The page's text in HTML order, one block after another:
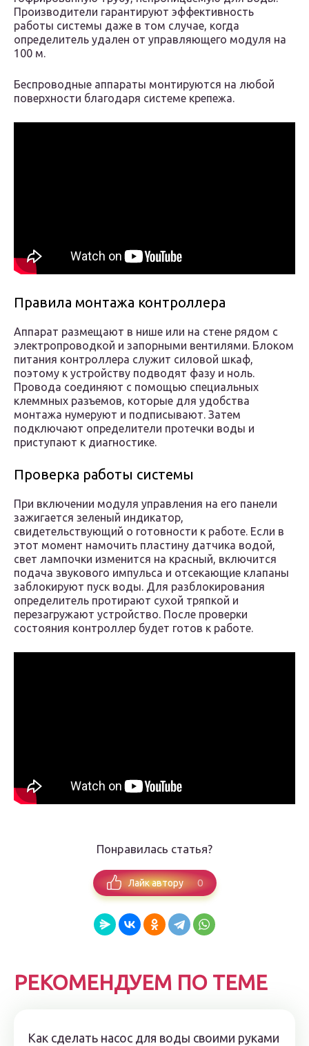
Производители гарантируют эффективность
работы системы даже в том случае, когда
определитель удален от управляющего модуля на
100 м.
Беспроводные аппараты монтируются на любой
поверхности благодаря системе крепежа.
Правила монтажа контроллера
Аппарат размещают в нише или на стене рядом с
электропроводкой и запорными вентилями. Блоком
питания контроллера служит силовой шкаф,
поэтому к устройству подводят фазу и ноль.
Провода соединяют с помощью специальных
клеммных разъемов, которые для удобства
монтажа нумеруют и подписывают. Затем
подключают определители протечки воды и
приступают к диагностике.
Проверка работы системы
При включении модуля управления на его панели
зажигается зеленый индикатор,
свидетельствующий о готовности к работе. Если в
этот момент намочить пластину датчика водой,
свет лампочки изменится на красный, включится
подача звукового импульса и отсекающие клапаны
заблокируют пуск воды. Для разблокирования
определитель протирают сухой тряпкой и
перезагружают устройство. После проверки
состояния контроллер будет готов к работе.
Понравилась статья?
Лайк автору 0
РЕКОМЕНДУЕМ ПО ТЕМЕ
Как сделать насос для воды своими руками